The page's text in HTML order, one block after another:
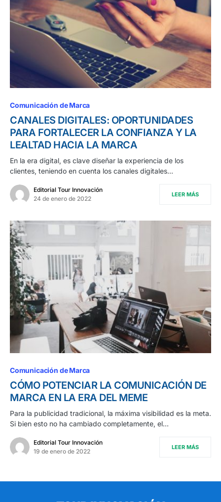
Comunicación de Marca
CANALES DIGITALES: OPORTUNIDADES
PARA FORTALECER LA CONFIANZA Y LA
LEALTAD HACIA LA MARCA
En la era digital, es clave diseñar la experiencia de los
clientes, teniendo en cuenta los canales digitales…
Editorial Tour Innovación
24 de enero de 2022
LEER MÁS
Comunicación de Marca
CÓMO POTENCIAR LA COMUNICACIÓN DE
MARCA EN LA ERA DEL MEME
Para la publicidad tradicional, la máxima visibilidad es la meta.
Si bien esto no ha cambiado completamente, el…
Editorial Tour Innovación
19 de enero de 2022
LEER MÁS